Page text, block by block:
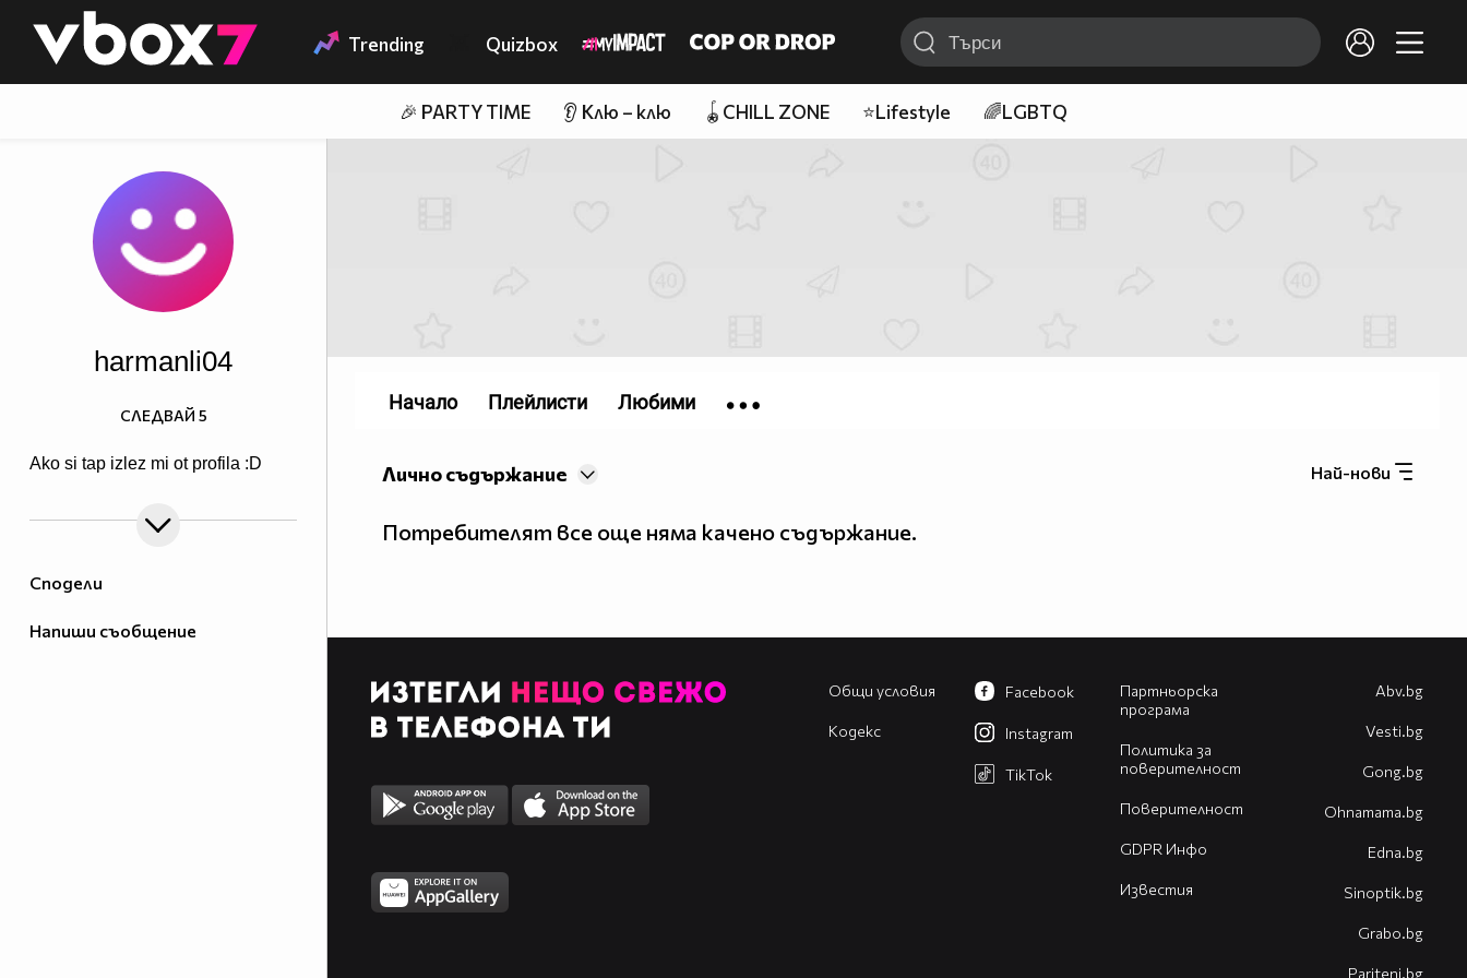
👾 Trending Quizbox
🎉 PARTY TIME 👂 Клю – клю 🪀CHILL ZONE ⭐Lifestyle 🌈LGBTQ
Сподели
Напиши съобщение
harmanli04
Ako si tap izlez mi ot profila :D
СЛЕДВАЙ 5
Най-нови
Лично съдържание
Потребителят все още няма качено съдържание.
Начало Плейлисти Любими
Общи условия
Кодекс
Партньорска
програма
Политика за
поверителност
Поверителност
GDPR Инфо
Известия
Facebook
Instagram
TikTok
Abv.bg
Vesti.bg
Gong.bg
Оhnamama.bg
Edna.bg
Sinoptik.bg
Grabo.bg
Pariteni.bg